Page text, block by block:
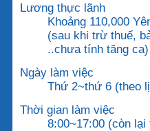
Lương thực lãnh
Khoảng 110,000
(sau khi trừ thuế,
..chưa tính tăng ca)
Ngày làm việc
Thứ 2~thứ 6 (theo
Thời gian làm việc
8:00~17:00 (còn lại